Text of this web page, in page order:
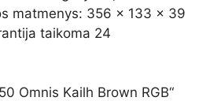
matmenys: 356 x 133 x 39
taikoma 24
Omnis Kailh Brown RGB“